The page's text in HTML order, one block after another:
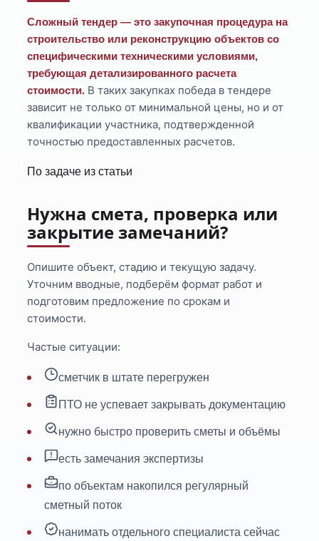
Сложный тендер — это закупочная процедура на
строительство или реконструкцию объектов со
специфическими техническими условиями,
требующая детализированного расчета
стоимости. В таких закупках победа в тендере
зависит не только от минимальной цены, но и от
квалификации участника, подтвержденной
точностью предоставленных расчетов.
По задаче из статьи
Нужна смета, проверка или
закрытие замечаний?
Опишите объект, стадию и текущую задачу.
Уточним вводные, подберём формат работ и
подготовим предложение по срокам и
стоимости.
Частые ситуации:
сметчик в штате перегружен
ПТО не успевает закрывать документацию
нужно быстро проверить сметы и объёмы
есть замечания экспертизы
по объектам накопился регулярный
сметный поток
нанимать отдельного специалиста сейчас